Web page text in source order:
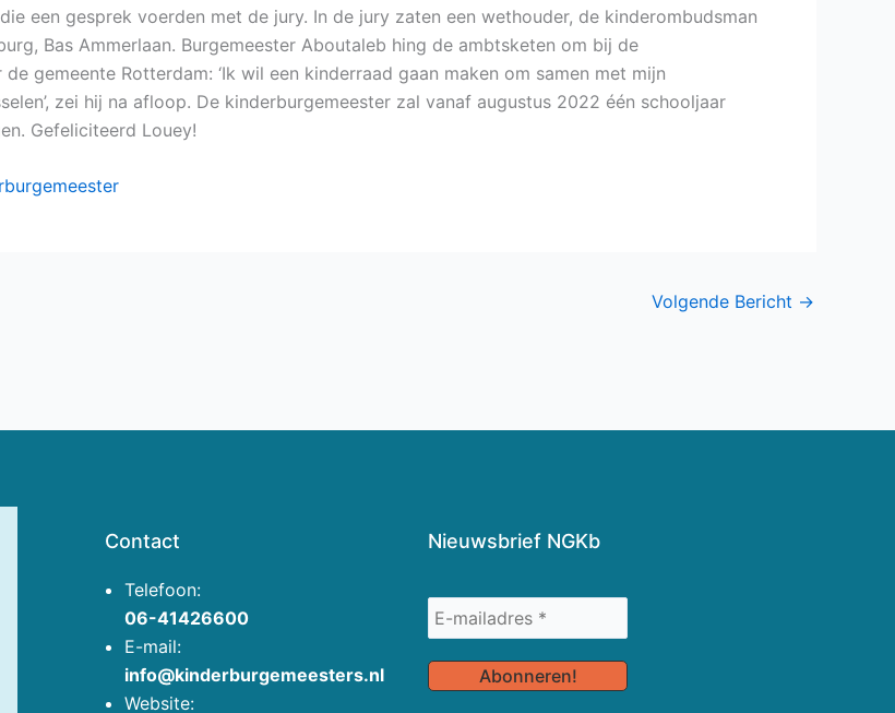
een gesprek voerden met de jury. In de jury zaten een wethouder, de kinderombudsman
Bas Ammerlaan. Burgemeester Aboutaleb hing de ambtsketen om bij de
gemeente Rotterdam: ‘Ik wil een kinderraad gaan maken om samen met mijn
zei hij na afloop. De kinderburgemeester zal vanaf augustus 2022 één schooljaar
Gefeliciteerd Louey!
Volgende Bericht →
Contact
Telefoon:
06-41426600
E-mail:
info@kinderburgemeesters.nl
Website:
Nieuwsbrief NGKb